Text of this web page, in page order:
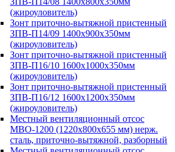
(жироуловитель)
Зонт приточно-вытяжной пристенный
ЗПВ-П14/09 1400х900х350мм
(жироуловитель)
Зонт приточно-вытяжной пристенный
ЗПВ-П16/10 1600х1000х350мм
(жироуловитель)
Зонт приточно-вытяжной пристенный
ЗПВ-П16/12 1600х1200х350мм
(жироуловитель)
Местный вентиляционный отсос
МВО-1200 (1220х800х655 мм) нерж.
сталь, приточно-вытяжной, разборный